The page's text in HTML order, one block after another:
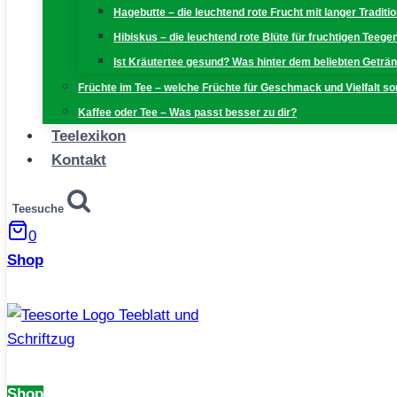
Hagebutte – die leuchtend rote Frucht mit langer
Hibiskus – die leuchtend rote Blüte für fruchtigen
Ist Kräutertee gesund? Was hinter dem beliebten
Früchte im Tee – welche Früchte für Geschmack und Vielfalt
Kaffee oder Tee – Was passt besser zu dir?
Teelexikon
Kontakt
Teesuche
0
Shop